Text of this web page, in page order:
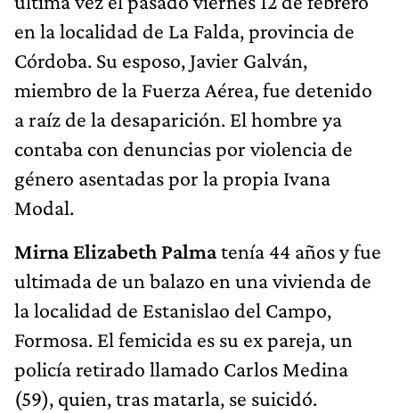
en la localidad de La Falda, provincia de
Córdoba. Su esposo, Javier Galván,
miembro de la Fuerza Aérea, fue detenido
a raíz de la desaparición. El hombre ya
contaba con denuncias por violencia de
género asentadas por la propia Ivana
Modal.
Mirna Elizabeth Palmatenía 44 años y fue
ultimada de un balazo en una vivienda de
la localidad de Estanislao del Campo,
Formosa. El femicida es su ex pareja, un
policía retirado llamado Carlos Medina
(59), quien, tras matarla, se suicidó.